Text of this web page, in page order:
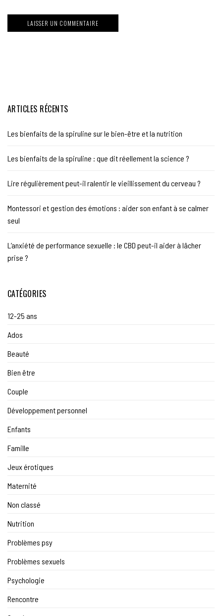
ARTICLES RÉCENTS
Les bienfaits de la spiruline sur le bien-être et la nutrition
Les bienfaits de la spiruline : que dit réellement la science ?
Lire régulièrement peut-il ralentir le vieillissement du cerveau ?
Montessori et gestion des émotions : aider son enfant à se calmer
seul
L’anxiété de performance sexuelle : le CBD peut-il aider à lâcher
prise ?
CATÉGORIES
12-25 ans
Ados
Beauté
Bien être
Couple
Développement personnel
Enfants
Famille
Jeux érotiques
Maternité
Non classé
Nutrition
Problèmes psy
Problèmes sexuels
Psychologie
Rencontre